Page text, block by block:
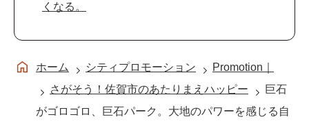
くなる。
ホーム シティプロモーション
Promotion｜
さがそう！佐賀市のあたりまえハッピー
巨石
がゴロゴロ、巨石パーク。大地のパワーを感じる自